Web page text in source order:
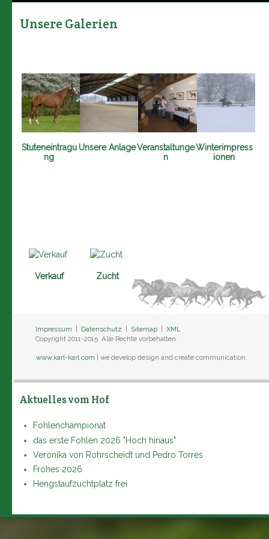
Unsere Galerien
Stuteneintragu
ng
Unsere AnlageVeranstaltunge
n
Winterimpress
ionen
Verkauf Zucht
Impressum Datenschutz Sitemap |XML
Copyright 2011-2015. Alle Rechte vorbehalten.
www.karl-karl.com | we develop design and create communication.
Aktuelles vom Hof
Fohlenchampionat
das erste Fohlen 2026 "Hoch hinaus"
Veronika von Rohrscheidt und Pedro Torres
Frohes 2026
Hengstaufzuchtplatz frei